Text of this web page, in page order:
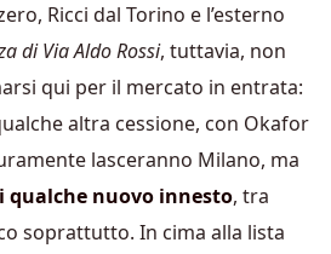
Ricci dal Torino e l’esterno
di Via Aldo Rossi, tuttavia, non
qui per il mercato in entrata:
altra cessione, con Okafor
lasceranno Milano, ma
qualche nuovo innesto, tra
soprattutto. In cima alla lista